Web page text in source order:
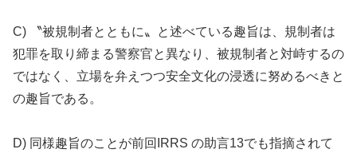
C) 〝被規制者とともに〟と述べている趣旨は、規制者は
犯罪を取り締まる警察官と異なり、被規制者と対峙するの
ではなく、立場を弁えつつ安全文化の浸透に努めるべきと
の趣旨である。
D) 同様趣旨のことが前回IRRS の助言13でも指摘されて